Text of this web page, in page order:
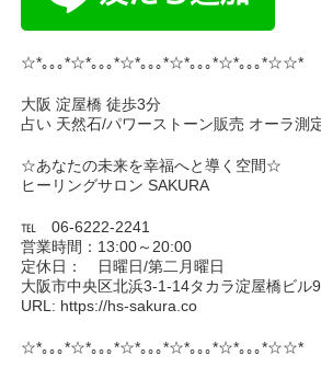
☆*｡｡｡*☆*｡｡｡*☆*｡｡｡*☆*｡｡｡*☆*｡｡｡*☆☆*
大阪 淀屋橋 徒歩3分
占い 天然石/パワーストーン販売 オーラ測
☆あなたの未来を幸福へと導く空間☆
ヒーリングサロン SAKURA
℡ 06-6222-2241
営業時間：13:00～20:00
定休日： 日曜日/第二月曜日
大阪市中央区北浜3-1-14タカラ淀屋橋ビル
URL: https://hs-sakura.co
☆*｡｡｡*☆*｡｡｡*☆*｡｡｡*☆*｡｡｡*☆*｡｡｡*☆☆*